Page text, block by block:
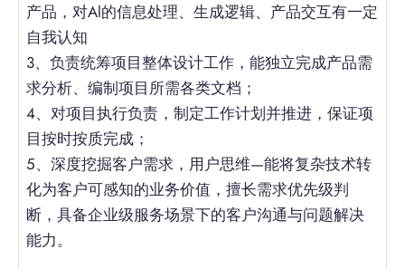
产品，对Al的信息处理、生成逻辑、产品交互有一定
自我认知
3、负责统筹项目整体设计工作，能独立完成产品需
求分析、编制项目所需各类文档；
4、对项目执行负责，制定工作计划并推进，保证项
目按时按质完成；
5、深度挖掘客户需求，用户思维—能将复杂技术转
化为客户可感知的业务价值，擅长需求优先级判
断，具备企业级服务场景下的客户沟通与问题解决
能力。